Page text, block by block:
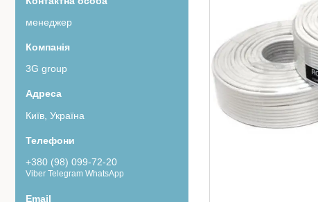
менеджер
3G group
Київ, Україна
+380 (98) 099-72-20
Viber Telegram WhatsApp